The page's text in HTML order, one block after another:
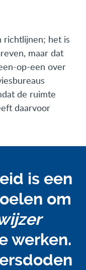
richtlijnen; het is
maar dat
op-een over
de ruimte
daarvoor
is een
om
werken.